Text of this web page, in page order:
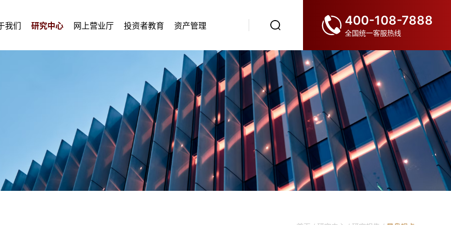
我们 研究中心 网上营业厅 投资者教育 资产管理 400-108-7888
全国统一客服热线